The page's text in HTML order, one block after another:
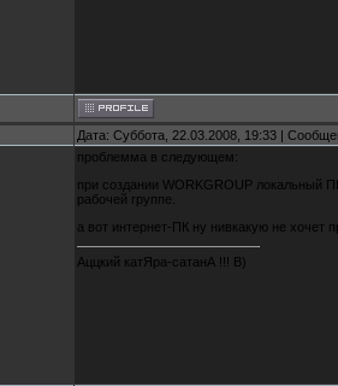
Дата: Суббота, 22.03.2008, 19:33 |
проблемма в следующем:
при создании WORKGROUP локальный
рабочей группе.
а вот интернет-ПК ну нивкакую не
Аццкий катЯра-сатанА !!! B)